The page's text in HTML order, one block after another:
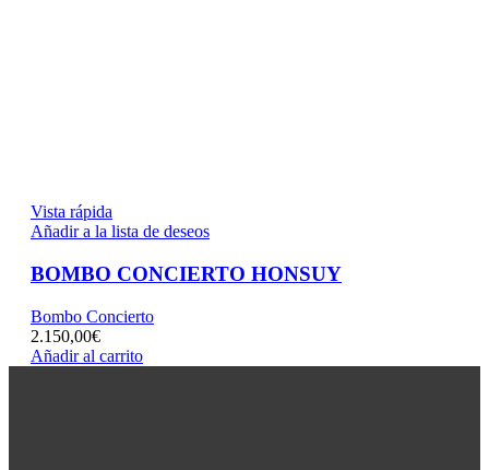
Vista rápida
Añadir a la lista de deseos
BOMBO CONCIERTO HONSUY
Bombo Concierto
2.150,00€
Añadir al carrito